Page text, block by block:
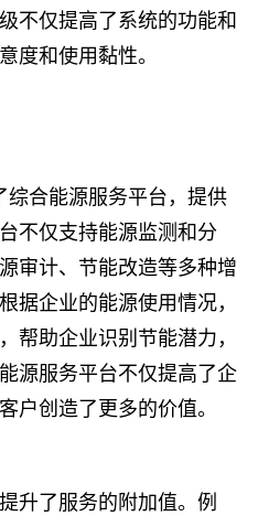
不仅提高了系统的功能和
度和使用黏性。
合能源服务平台，提供
不仅支持能源监测和分
审计、节能改造等多种增
据企业的能源使用情况，
帮助企业识别节能潜力，
源服务平台不仅提高了企
户创造了更多的价值。
升了服务的附加值。例